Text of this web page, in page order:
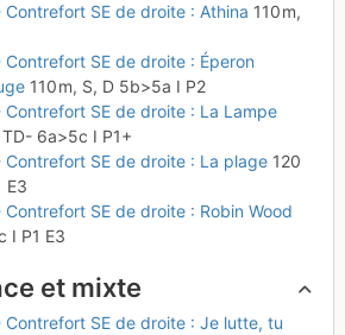
Contrefort SE de droite : Athina 110 m,
Contrefort SE de droite : Éperon
110 m, S, D 5b>5a I P2
Contrefort SE de droite : La Lampe
TD- 6a>5c I P1+
Contrefort SE de droite : La plage 120
E3
Contrefort SE de droite : Robin Wood
I P1 E3
et mixte
Contrefort SE de droite : Je lutte, tu